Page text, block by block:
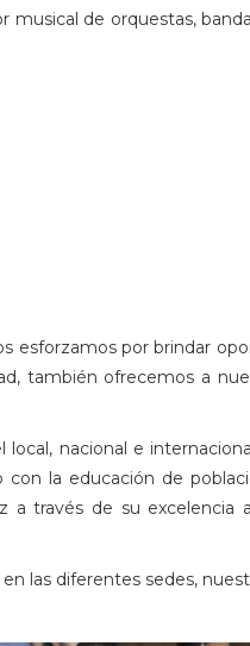
musical de orquestas,
esforzamos por brindar
también ofrecemos a
local, nacional e
la educación de
a través de su
las diferentes sedes,